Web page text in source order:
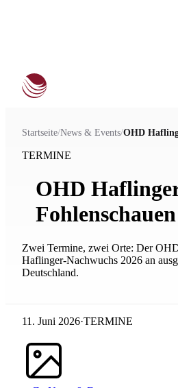
Startseite/News & Events/OHD
TERMINE
OHD
Fohlenschauen
Zwei Termine, zwei Orte: Der
Haflinger-Nachwuchs 2026 an
Deutschland.
11. Juni 2026·TERMINE